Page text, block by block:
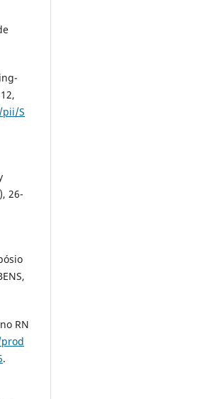
pii/S
26-
RN
.